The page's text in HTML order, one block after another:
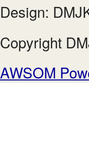
Design:
Copyright
AWSOM